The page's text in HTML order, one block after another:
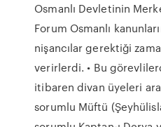
Osmanlı Devletinin
Forum Osmanlı
nişancılar gerektiği
verirlerdi. • Bu
itibaren divan üyeleri
sorumlu Müftü